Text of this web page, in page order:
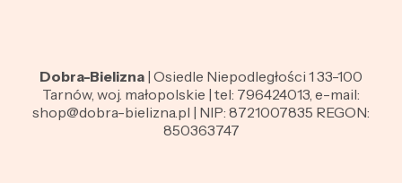
Dobra-Bielizna | Osiedle Niepodległości 1 33-100
Tarnów, woj. małopolskie | tel: 796424013, e-mail:
shop@dobra-bielizna.pl | NIP: 8721007835 REGON:
850363747